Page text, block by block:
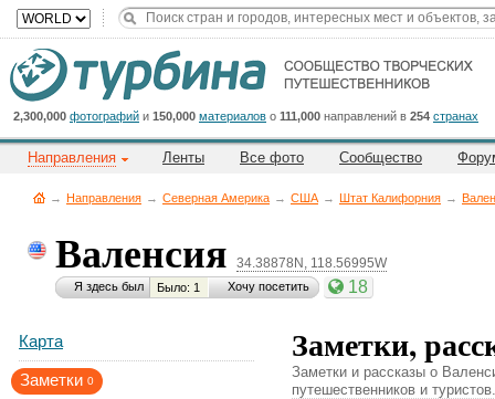
2,300,000 фотографий и 150,000 материалов о 111,000 направлений в 254 странах
Направления Ленты Все фото Сообщество
→ Направления → Северная Америка → CША → Штат Калифорния →
Валенсия 34.38878N, 118.56995W
Я здесь был Было: 1 Хочу посетить 18
Карта
Заметки 0
Заметки,
Заметки и рассказы о
путешественников и
Cейчас
на
сайте:
Title
Button